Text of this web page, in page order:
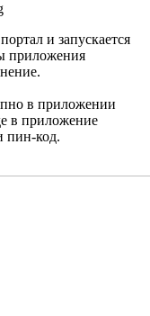
и запускается
приложения
в приложении
в приложение
пин-код.